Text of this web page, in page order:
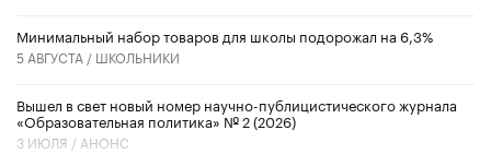
Минимальный набор товаров для школы подорожал на 6,3%
5 АВГУСТА / ШКОЛЬНИКИ
Вышел в свет новый номер научно-публицистического журнала
«Образовательная политика» № 2 (2026)
3 ИЮЛЯ / АНОНС